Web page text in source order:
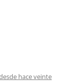
hace veinte